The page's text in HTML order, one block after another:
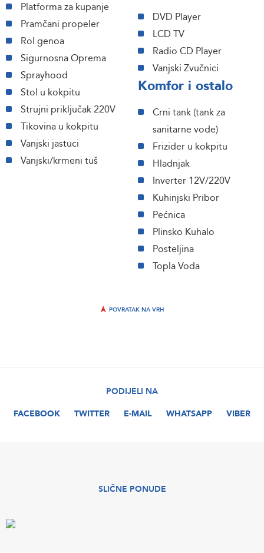
Platforma za kupanje
Pramčani propeler
Rol genoa
Sigurnosna Oprema
Sprayhood
Stol u kokpitu
Strujni priključak 220V
Tikovina u kokpitu
Vanjski jastuci
Vanjski/krmeni tuš
DVD Player
LCD TV
Radio CD Player
Vanjski Zvučnici
Komfor i ostalo
Crni tank (tank za
sanitarne vode)
Frizider u kokpitu
Hladnjak
Inverter 12V/220V
Kuhinjski Pribor
Pećnica
Plinsko Kuhalo
Posteljina
Topla Voda
POVRATAK NA VRH
PODIJELI NA
FACEBOOK
TWITTER E-MAIL WHATSAPP VIBER
SLIČNE PONUDE